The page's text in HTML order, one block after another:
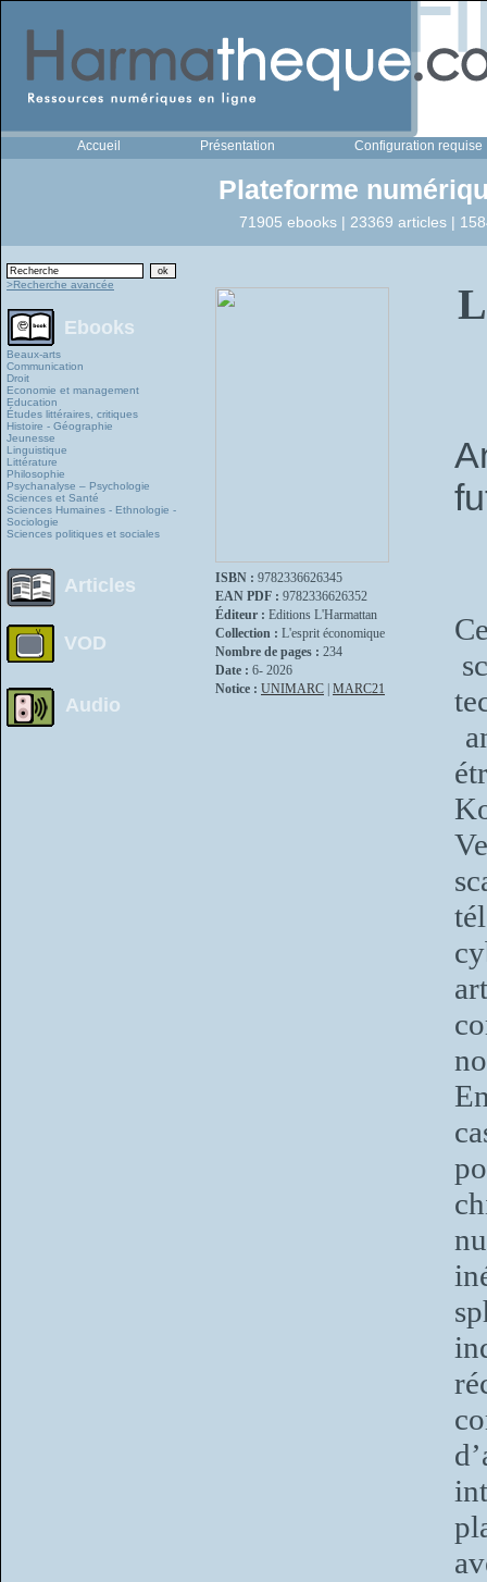
Accueil Présentation Configuration requise
Plateforme
71905 ebooks | 23369 articles |
>Recherche avancée
Ebooks
Beaux-arts
Communication
Droit
Economie et management
Education
Études littéraires, critiques
Histoire - Géographie
Jeunesse
Linguistique
Littérature
Philosophie
Psychanalyse – Psychologie
Sciences et Santé
Sciences Humaines - Ethnologie -
Sociologie
Sciences politiques et sociales
Articles
VOD
Audio
ISBN : 9782336626345
EAN PDF : 9782336626352
Éditeur : Editions L'Harmattan
Collection : L'esprit économique
Nombre de pages : 234
Date : 6- 2026
Notice : UNIMARC MARC21